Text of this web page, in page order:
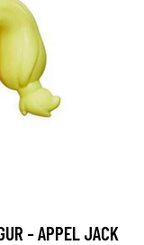
- APPEL JACK